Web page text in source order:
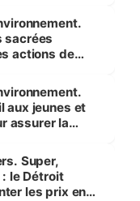
sacrées
actions de
aux jeunes et
assurer la
Super,
le Détroit
les prix en